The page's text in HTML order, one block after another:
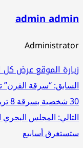
admin admin
Administrator
زيارة الموقععرض كل
تصفّح
المقالات
السابق: “سرقة القرن”
30 شخصية بسرقة 8 تريليونات دينار
التالي: المجلس البحري
ستستغرق أسابيع